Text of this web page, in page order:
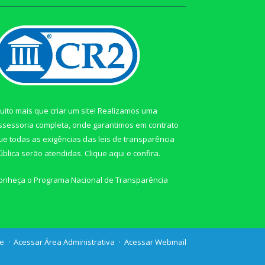
mais que criar um site! Realizamos uma
completa, onde garantimos em contrato
todas as exigências das leis de transparência
serão atendidas. Clique aqui e confira.
o Programa Nacional de Transparência
Acessar Área Administrativa Acessar Webmail